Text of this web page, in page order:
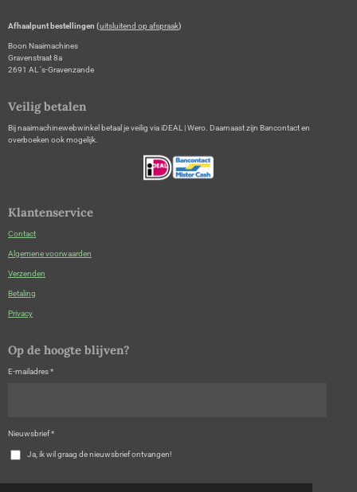
Afhaalpunt bestellingen (uitsluitend op afspraak)
Boon Naaimachines
Gravenstraat 8a
2691 AL 's-Gravenzande
Veilig betalen
Bij naaimachinewebwinkel betaal je veilig via iDEAL | Wero. Daarnaast zijn Bancontact en
overboeken ook mogelijk.
Klantenservice
Contact
Algemene voorwaarden
Verzenden
Betaling
Privacy
Op de hoogte blijven?
E-mailadres *
Nieuwsbrief *
Ja, ik wil graag de nieuwsbrief ontvangen!